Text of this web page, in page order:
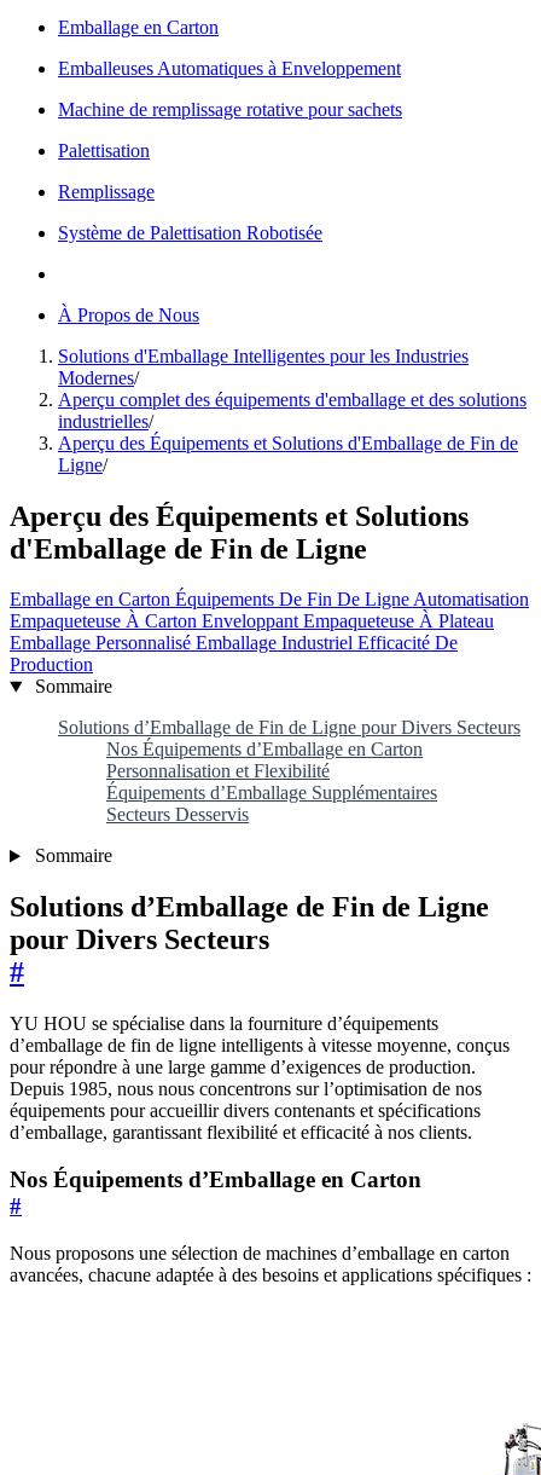
Emballage en Carton
Emballeuses Automatiques à Enveloppement
Machine de remplissage rotative pour sachets
Palettisation
Remplissage
Système de Palettisation Robotisée
À Propos de Nous
Solutions d'Emballage Intelligentes pour les Industries
Modernes/
Aperçu complet des équipements d'emballage et des solutions
industrielles/
Aperçu des Équipements et Solutions d'Emballage de Fin de
Ligne/
Aperçu des Équipements et Solutions
d'Emballage de Fin de Ligne
Emballage en Carton Équipements De Fin De LigneAutomatisation
Empaqueteuse À Carton EnveloppantEmpaqueteuse À Plateau
Emballage Personnalisé Emballage Industriel Efficacité De
Production
Sommaire
Solutions d’Emballage de Fin de Ligne pour Divers Secteurs
Nos Équipements d’Emballage en Carton
Personnalisation et Flexibilité
Équipements d’Emballage Supplémentaires
Secteurs Desservis
Sommaire
Solutions d’Emballage de Fin de Ligne
pour Divers Secteurs
#
YU HOU se spécialise dans la fourniture d’équipements
d’emballage de fin de ligne intelligents à vitesse moyenne, conçus
pour répondre à une large gamme d’exigences de production.
Depuis 1985, nous nous concentrons sur l’optimisation de nos
équipements pour accueillir divers contenants et spécifications
d’emballage, garantissant flexibilité et efficacité à nos clients.
Nos Équipements d’Emballage en Carton
#
Nous proposons une sélection de machines d’emballage en carton
avancées, chacune adaptée à des besoins et applications spécifiques :